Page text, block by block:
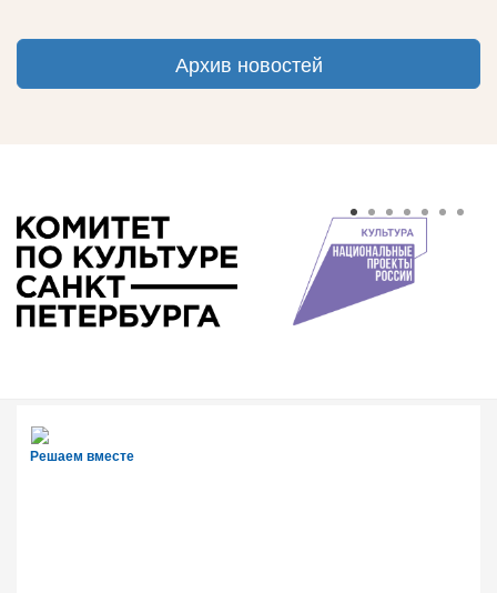
Архив новостей
Решаем вместе